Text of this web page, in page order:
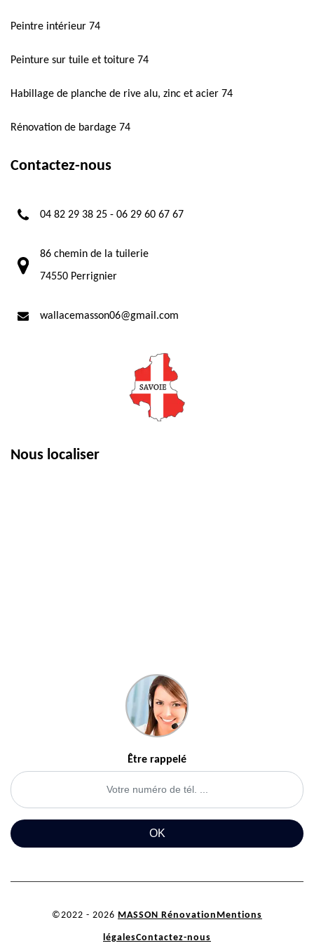
Peintre intérieur 74
Peinture sur tuile et toiture 74
Habillage de planche de rive alu, zinc et acier 74
Rénovation de bardage 74
Contactez-nous
04 82 29 38 25 - 06 29 60 67 67
86 chemin de la tuilerie
74550 Perrignier
wallacemasson06@gmail.com
Nous localiser
Être rappelé
©2022 - 2026 MASSON Rénovation Mentions
légalesContactez-nous